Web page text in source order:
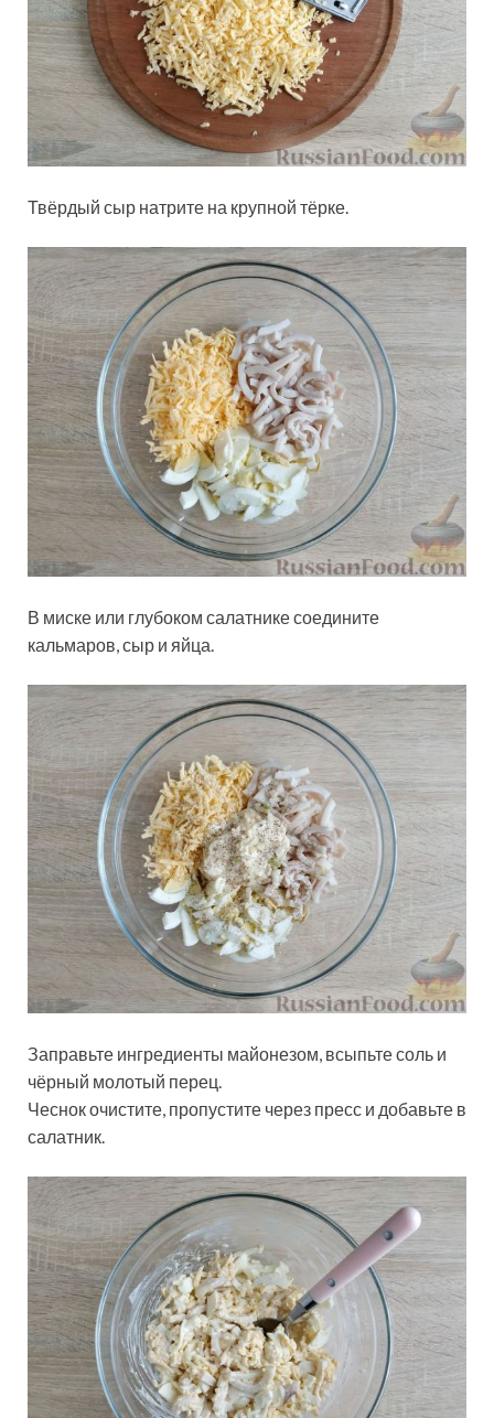
Твёрдый сыр натрите на крупной тёрке.
В миске или глубоком салатнике соедините
кальмаров, сыр и яйца.
Заправьте ингредиенты майонезом, всыпьте соль и
чёрный молотый перец.
Чеснок очистите, пропустите через пресс и добавьте в
салатник.